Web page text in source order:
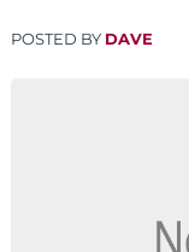
POSTED BY DAVE